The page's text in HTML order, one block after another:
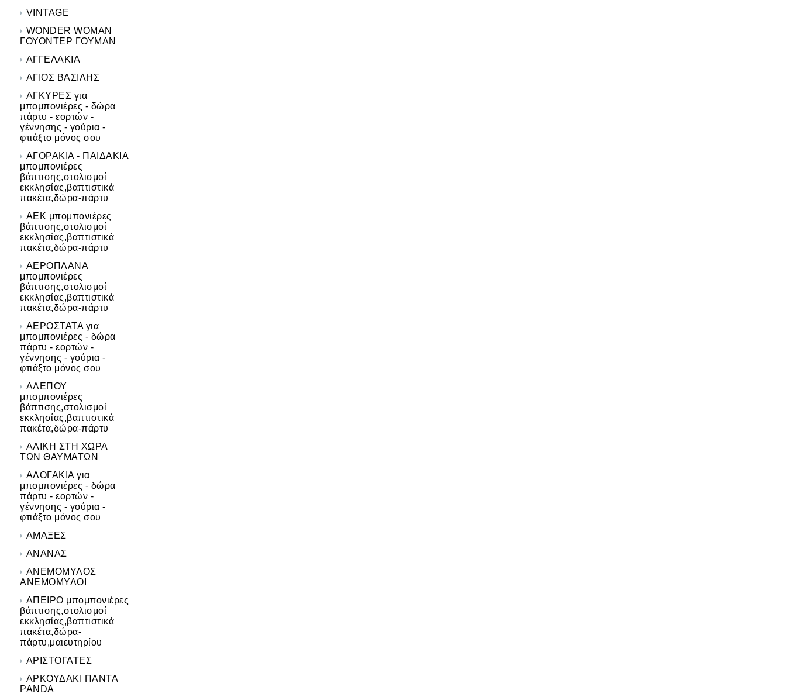
VINTAGE
WONDER WOMAN
ΓΟΥΟΝΤΕΡ ΓΟΥΜΑΝ
ΑΓΓΕΛΑΚΙΑ
ΑΓΙΟΣ ΒΑΣΙΛΗΣ
ΑΓΚΥΡΕΣ για
μπομπονιέρες - δώρα
πάρτυ - εορτών -
γέννησης - γούρια -
φτιάξτο μόνος σου
ΑΓΟΡΑΚΙΑ - ΠΑΙΔΑΚΙΑ
μπομπονιέρες
βάπτισης,στολισμοί
εκκλησίας,βαπτιστικά
πακέτα,δώρα-πάρτυ
ΑΕΚ μπομπονιέρες
βάπτισης,στολισμοί
εκκλησίας,βαπτιστικά
πακέτα,δώρα-πάρτυ
ΑΕΡΟΠΛΑΝΑ
μπομπονιέρες
βάπτισης,στολισμοί
εκκλησίας,βαπτιστικά
πακέτα,δώρα-πάρτυ
ΑΕΡΟΣΤΑΤΑ για
μπομπονιέρες - δώρα
πάρτυ - εορτών -
γέννησης - γούρια -
φτιάξτο μόνος σου
ΑΛΕΠΟΥ
μπομπονιέρες
βάπτισης,στολισμοί
εκκλησίας,βαπτιστικά
πακέτα,δώρα-πάρτυ
ΑΛΙΚΗ ΣΤΗ ΧΩΡΑ
ΤΩΝ ΘΑΥΜΑΤΩΝ
ΑΛΟΓΑΚΙΑ για
μπομπονιέρες - δώρα
πάρτυ - εορτών -
γέννησης - γούρια -
φτιάξτο μόνος σου
ΑΜΑΞΕΣ
ΑΝΑΝΑΣ
ΑΝΕΜΟΜΥΛΟΣ
ΑΝΕΜΟΜΥΛΟΙ
ΑΠΕΙΡΟ μπομπονιέρες
βάπτισης,στολισμοί
εκκλησίας,βαπτιστικά
πακέτα,δώρα-
πάρτυ,μαιευτηρίου
ΑΡΙΣΤΟΓΑΤΕΣ
ΑΡΚΟΥΔΑΚΙ ΠΑΝΤΑ
PANDA